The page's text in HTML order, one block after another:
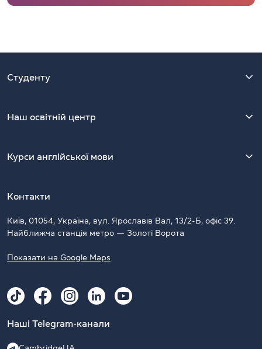
Студенту
Наш освітній центр
Курси англійської мови
Контакти
Київ, 01054, Україна, вул. Ярославів Вал, 13/2-Б, офіс 39.
Найближча станція метро — Золоті Ворота
Показати на Google Maps
Наші Telegram-канали